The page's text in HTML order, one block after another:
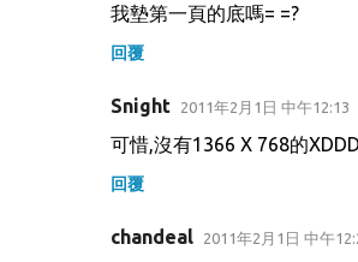
我墊第一頁的底嗎= =?
回覆
Snight 2011年2月1日 中午12:13
可惜,沒有1366 X 768的
回覆
chandeal 2011年2月1日 中午